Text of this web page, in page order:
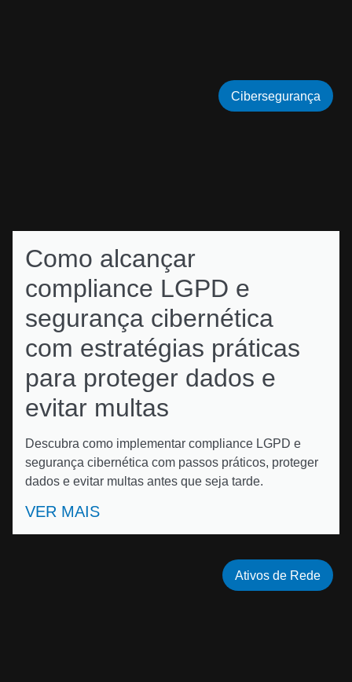
Como alcançar
compliance LGPD e
segurança cibernética
com estratégias práticas
para proteger dados e
evitar multas
Descubra como implementar compliance LGPD e
segurança cibernética com passos práticos, proteger
dados e evitar multas antes que seja tarde.
VER MAIS
Cibersegurança
Ativos de Rede